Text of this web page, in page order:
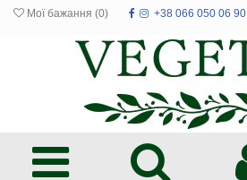
Мої бажання (0) +38 066 050 06 90